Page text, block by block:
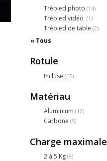
Trépied photo (14)
Trépied vidéo (1)
Trépied de table (2)
« Tous
Rotule
Incluse (15)
Matériau
Aluminium (12)
Carbone (5)
Charge maximale
2 à 5 Kg (8)